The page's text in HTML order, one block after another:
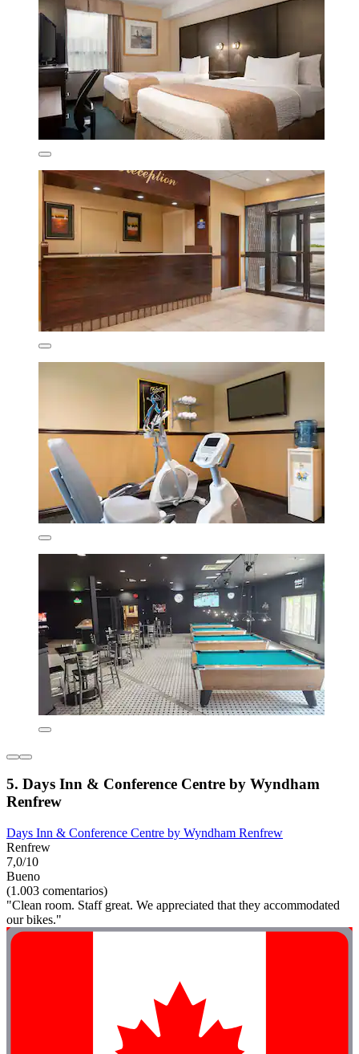
5. Days Inn & Conference Centre by Wyndham
Renfrew
Days Inn & Conference Centre by Wyndham Renfrew
Renfrew
7,0/10
Bueno
(1.003 comentarios)
"Clean room. Staff great. We appreciated that they accommodated
our bikes."